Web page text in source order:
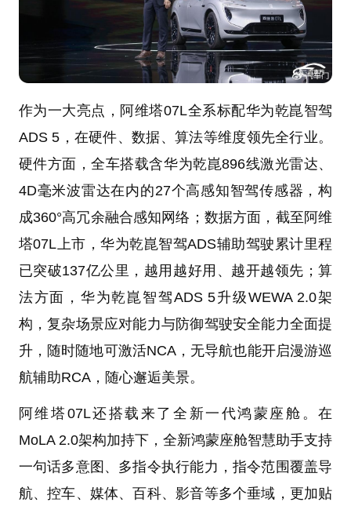
作为一大亮点，阿维塔07L全系标配华为乾崑智驾
ADS 5，在硬件、数据、算法等维度领先全行业。
硬件方面，全车搭载含华为乾崑896线激光雷达、
4D毫米波雷达在内的27个高感知智驾传感器，构
成360°高冗余融合感知网络；数据方面，截至阿维
塔07L上市，华为乾崑智驾ADS辅助驾驶累计里程
已突破137亿公里，越用越好用、越开越领先；算
法方面，华为乾崑智驾ADS 5升级WEWA 2.0架
构，复杂场景应对能力与防御驾驶安全能力全面提
升，随时随地可激活NCA，无导航也能开启漫游巡
航辅助RCA，随心邂逅美景。
阿维塔07L还搭载来了全新一代鸿蒙座舱。在
MoLA 2.0架构加持下，全新鸿蒙座舱智慧助手支持
一句话多意图、多指令执行能力，指令范围覆盖导
航、控车、媒体、百科、影音等多个垂域，更加贴